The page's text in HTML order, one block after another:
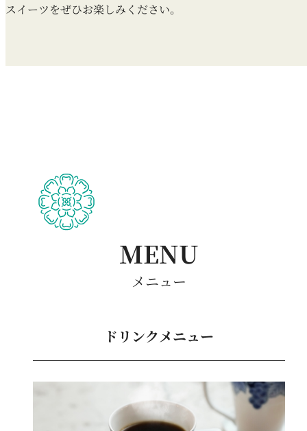
スイーツをぜひお楽しみください。
MENU
メニュー
ドリンクメニュー